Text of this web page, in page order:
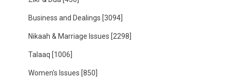
Business and Dealings [3094]
Nikaah & Marriage Issues [2298]
Talaaq [1006]
Women's Issues [850]